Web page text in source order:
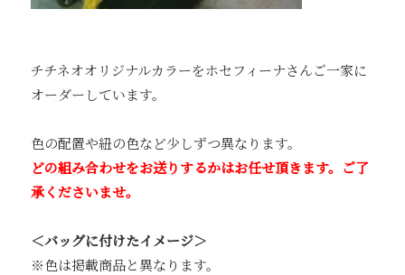
チチネオオリジナルカラーをホセフィーナさんご一家に
オーダーしています。
色の配置や紐の色など少しずつ異なります。
どの組み合わせをお送りするかはお任せ頂きます。ご了
承くださいませ。
＜バッグに付けたイメージ＞
※色は掲載商品と異なります。